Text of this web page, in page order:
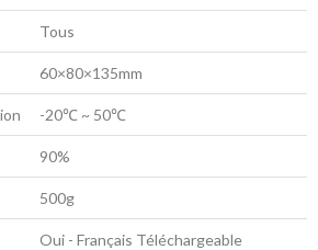
Tous
60×80×135mm
-20℃ ~ 50℃
90%
500g
Oui - Français Téléchargeable